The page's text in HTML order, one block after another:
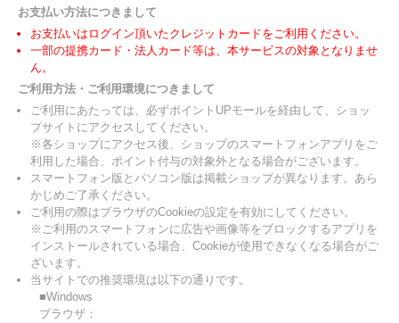
お支払い方法につきまして
お支払いはログイン頂いたクレジットカードをご利用ください。
一部の提携カード・法人カード等は、本サービスの対象となりませ
ん。
ご利用方法・ご利用環境につきまして
ご利用にあたっては、必ずポイントUPモールを経由して、ショッ
プサイトにアクセスしてください。
※各ショップにアクセス後、ショップのスマートフォンアプリをご
利用した場合、ポイント付与の対象外となる場合がございます。
スマートフォン版とパソコン版は掲載ショップが異なります。あら
かじめご了承ください。
ご利用の際はブラウザのCookieの設定を有効にしてください。
※ご利用のスマートフォンに広告や画像等をブロックするアプリを
インストールされている場合、Cookieが使用できなくなる場合がご
ざいます。
当サイトでの推奨環境は以下の通りです。
■Windows
ブラウザ：